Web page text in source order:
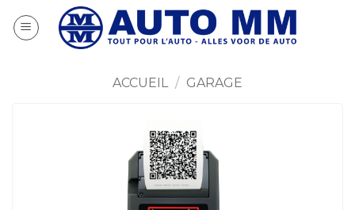
au
ACCUEIL / GARAGE